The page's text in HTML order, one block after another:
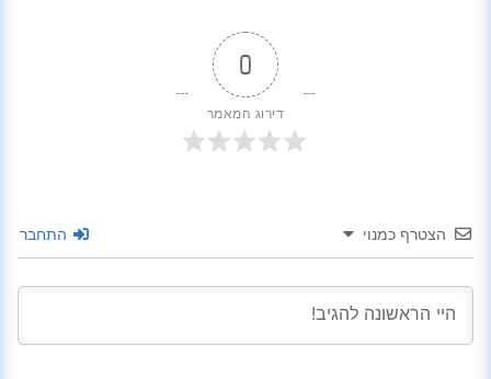
0
דירוג המאמר
הצטרף כמנוי התחבר